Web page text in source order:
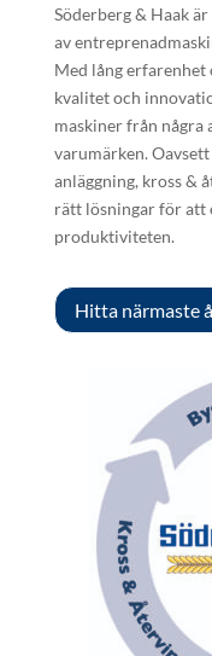
Söderberg & Haak
av
Med lång erfarenhet
kvalitet och
maskiner från några
varumärken.
anläggning, kross &
rätt lösningar för att
produktiviteten.
Hitta närmaste